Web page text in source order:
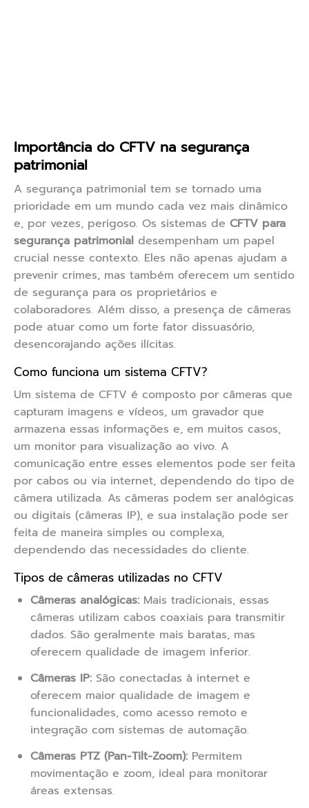
Importância do CFTV na segurança
patrimonial
A segurança patrimonial tem se tornado uma
prioridade em um mundo cada vez mais dinâmico
e, por vezes, perigoso. Os sistemas de CFTV para
segurança patrimonial desempenham um papel
crucial nesse contexto. Eles não apenas ajudam a
prevenir crimes, mas também oferecem um sentido
de segurança para os proprietários e
colaboradores. Além disso, a presença de câmeras
pode atuar como um forte fator dissuasório,
desencorajando ações ilícitas.
Como funciona um sistema CFTV?
Um sistema de CFTV é composto por câmeras que
capturam imagens e vídeos, um gravador que
armazena essas informações e, em muitos casos,
um monitor para visualização ao vivo. A
comunicação entre esses elementos pode ser feita
por cabos ou via internet, dependendo do tipo de
câmera utilizada. As câmeras podem ser analógicas
ou digitais (câmeras IP), e sua instalação pode ser
feita de maneira simples ou complexa,
dependendo das necessidades do cliente.
Tipos de câmeras utilizadas no CFTV
Câmeras analógicas: Mais tradicionais, essas
câmeras utilizam cabos coaxiais para transmitir
dados. São geralmente mais baratas, mas
oferecem qualidade de imagem inferior.
Câmeras IP: São conectadas à internet e
oferecem maior qualidade de imagem e
funcionalidades, como acesso remoto e
integração com sistemas de automação.
Câmeras PTZ (Pan-Tilt-Zoom): Permitem
movimentação e zoom, ideal para monitorar
áreas extensas.